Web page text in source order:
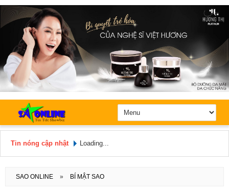
Tin nóng cập nhật Loading...
SAO ONLINE » BÍ MẬT SAO